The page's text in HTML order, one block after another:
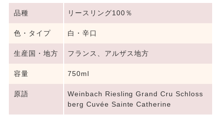
品種 リースリング100％
色・タイプ 白・辛口
生産国・地方 フランス、アルザス地方
容量 750ml
原語
Weinbach Riesling Grand Cru Schloss
berg Cuvée Sainte Catherine